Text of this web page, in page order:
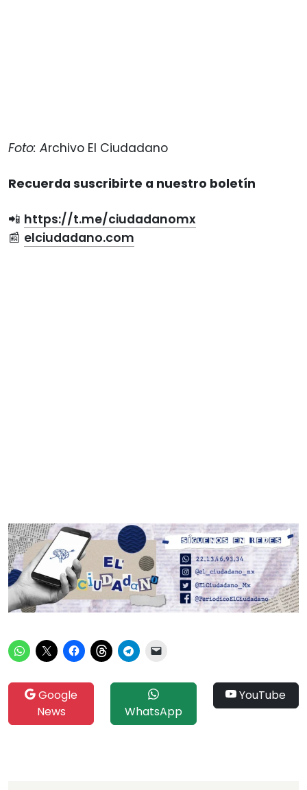
Foto: Archivo El Ciudadano
Recuerda suscribirte a nuestro boletín
📲 https://t.me/ciudadanomx
📰 elciudadano.com
Google
News
WhatsApp
YouTube